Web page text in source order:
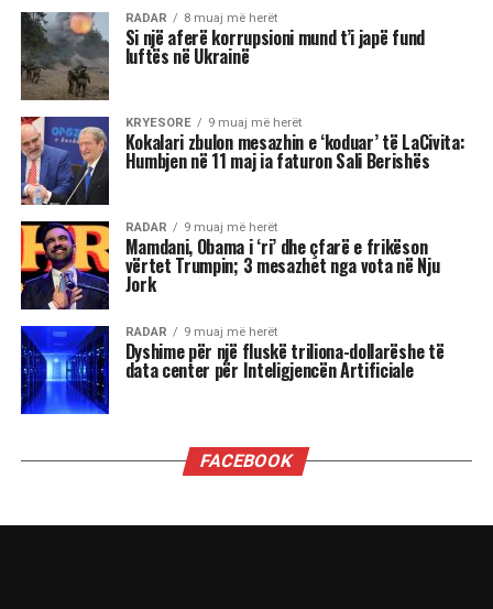
tejkaluar, mund të mbajë mëri dhe të tërhiqet
nga të tjerët.
Luani
Luanët kanë nevojë të madhe për vëmendje dhe
admirim. Kur këto nevoja nuk plotësohen,
ndjenja e xhelozisë mund të bëhet e fortë. Ata
shpesh nënvlerësojnë ata që i sfidojnë në
pozicionin e tyre, sidomos në rolin udhëheqës.
Astrologjia i këshillon Luanët të ushtrojnë më
shumë përulësi për të shmangur zilitë e
panevojshme.
Virgjëresha
nevojës së tyre për përsosmëri. Krahasimet e
ndihen konkurrues ose të zhgënjyer. Ato